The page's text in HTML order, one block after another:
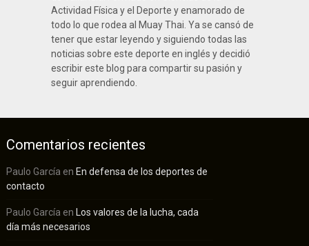
Actividad Física y el Deporte y enamorado de
todo lo que rodea al Muay Thai. Ya se cansó de
tener que estar leyendo y siguiendo todas las
noticias sobre este deporte en inglés y decidió
escribir este blog para compartir su pasión y
seguir aprendiendo.
Comentarios recientes
Paulo García en En defensa de los deportes de
contacto
Paulo García en Los valores de la lucha, cada
día más necesarios